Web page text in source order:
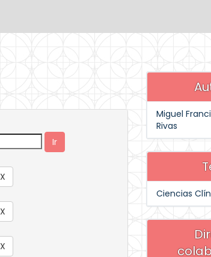
Miguel
Rivas
Ciencias